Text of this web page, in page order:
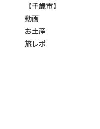
【千歳市】
動画
お土産
旅レポ